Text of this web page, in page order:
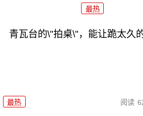
最热
青瓦台的\"拍桌\"，能让跪太久
最热 阅读